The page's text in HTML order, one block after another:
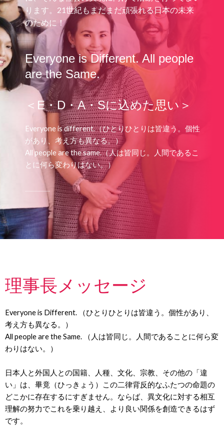
ります。 21世紀もまだまだ頑張れる日本の未来
のために！
Everyone is Different. All people
are the Same.
＜E・D・A・Sに込めた思い＞
Everyone is different.（ひとりひとりは皆違う。個性
があり、考え方も異なる。）
All people are the same.（人は皆同じ。人間であるこ
とに何ら変わりはない。）
理事長メッセージ
Everyone is Different. （ひとりひとりは皆違う。個性があり、
考え方も異なる。）
All people are the Same. （人は皆同じ。人間であることに何ら変
わりはない。）
日本人と外国人との国籍、人種、文化、宗教、その他の「違
い」は、畢竟（ひっきょう）この二律背反的なふたつの命題の
どこかに存在するにすぎません。ならば、異文化に対する相互
理解の努力でこれを乗り越え、より良い関係を創造できるはず
です。